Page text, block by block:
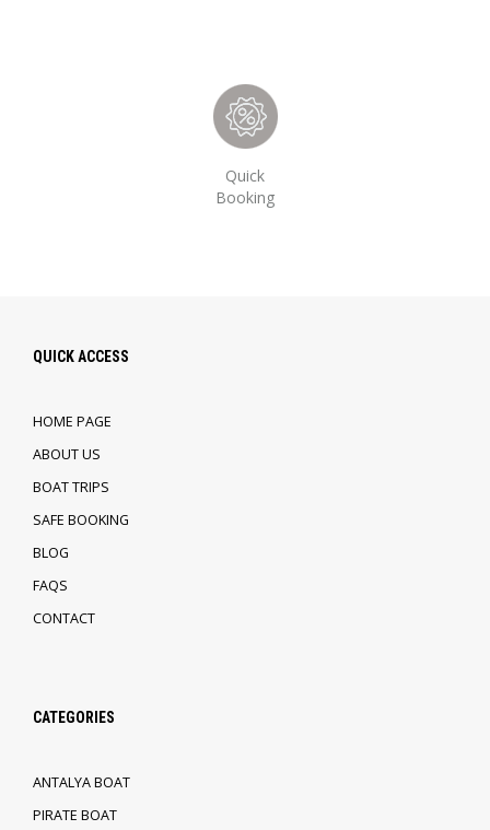
Quick
Booking
QUICK ACCESS
HOME PAGE
ABOUT US
BOAT TRIPS
SAFE BOOKING
BLOG
FAQS
CONTACT
CATEGORIES
ANTALYA BOAT
PIRATE BOAT